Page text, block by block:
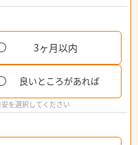
3ヶ月以内
良いところがあれば
を選択してください